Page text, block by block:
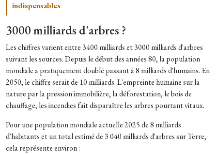
indispensables
3000 milliards d'arbres ?
Les chiffres varient entre 3400 milliards et 3000 milliards d'arbres
suivant les sources. Depuis le début des années 80, la population
mondiale a pratiquement doublé passant à 8 milliards d'humains. En
2050, le chiffre serait de 10 milliards. L'empreinte humaine sur la
nature par la pression immobilière, la déforestation, le bois de
chauffage, les incendies fait disparaître les arbres pourtant vitaux.
Pour une population mondiale actuelle 2025 de 8 milliards
d'habitants et un total estimé de 3 040 milliards d'arbres sur Terre,
cela représente environ :